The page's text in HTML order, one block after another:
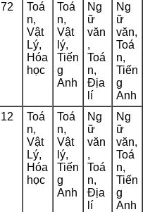
72
Toá
n,
Vật
Lý,
Hóa
học
Toá
n,
Vật
lý,
Tiến
g
Anh
Ng
ữ
văn
,
Toá
n,
Địa
lí
Ng
ữ
văn,
Toá
n,
Tiến
g
Anh
12
Toá
n,
Vật
Lý,
Hóa
học
Toá
n,
Vật
lý,
Tiến
g
Anh
Ng
ữ
văn
,
Toá
n,
Địa
lí
Ng
ữ
văn,
Toá
n,
Tiến
g
Anh